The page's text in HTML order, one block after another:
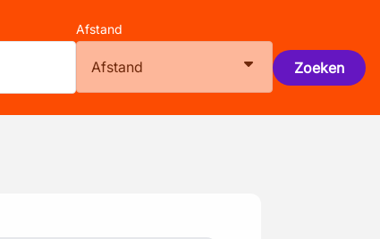
Afstand
Afstand Zoeken